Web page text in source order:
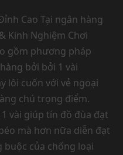
gồm phương pháp
bởi bởi 1 vài
lôi cuốn với vẻ ngoại
chú trọng điểm.
vài giúp tín đồ đùa đạt
mà hơn nữa diễn đạt
của chống loại